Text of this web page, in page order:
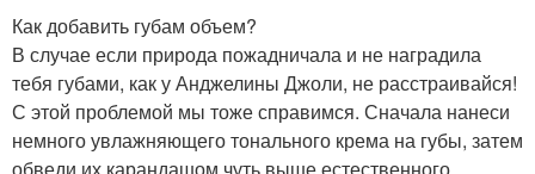
Как добавить губам объем?
В случае если природа пожадничала и не наградила
тебя губами, как у Анджелины Джоли, не расстраивайся!
С этой проблемой мы тоже справимся. Сначала нанеси
немного увлажняющего тонального крема на губы, затем
обведи их карандашом чуть выше естественного